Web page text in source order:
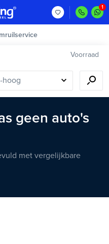
Voorraad
geen auto's
met vergelijkbare